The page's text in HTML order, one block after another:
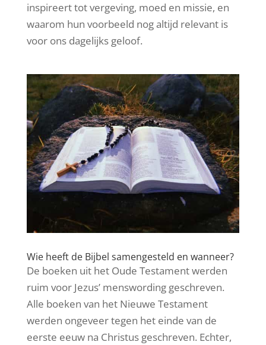
inspireert tot vergeving, moed en missie, en
waarom hun voorbeeld nog altijd relevant is
voor ons dagelijks geloof.
Wie heeft de Bijbel samengesteld en wanneer?
De boeken uit het Oude Testament werden
ruim voor Jezus’ menswording geschreven.
Alle boeken van het Nieuwe Testament
werden ongeveer tegen het einde van de
eerste eeuw na Christus geschreven. Echter,